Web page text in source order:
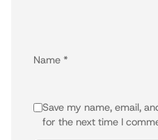
Name *
Save my name, email,
for the next time I